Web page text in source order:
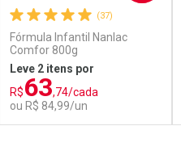
(37)
Fórmula Infantil Nanlac
Comfor 800g
Leve 2 itens por
R$63,74/cada
ou R$ 84,99/un